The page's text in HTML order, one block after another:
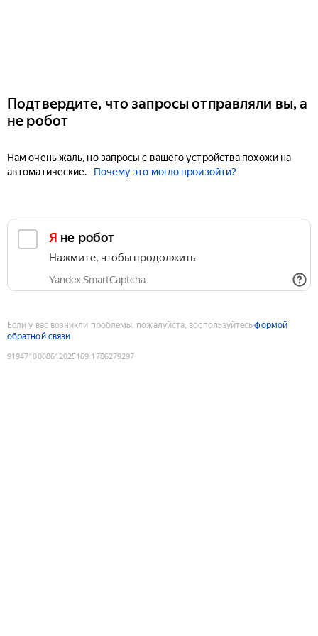
Подтвердите, что запросы отправляли вы, а
не робот
Нам очень жаль, но запросы с вашего устройства похожи на
автоматические.
Почему это могло произойти?
Я не робот
Нажмите, чтобы продолжить
Yandex SmartCaptcha
Если у вас возникли проблемы, пожалуйста, воспользуйтесьформой
обратной связи
9194710008612025169:1786279297